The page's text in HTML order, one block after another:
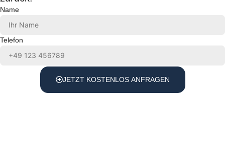
Name
Telefon
JETZT KOSTENLOS ANFRAGEN